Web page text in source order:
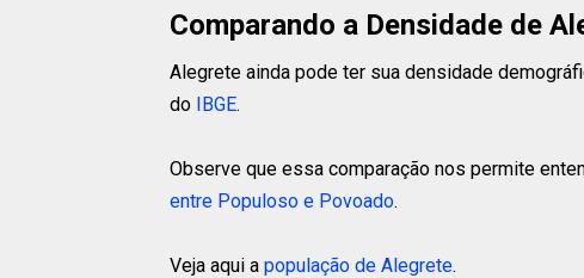
Comparando a Densidade de
Alegrete ainda pode ter sua densidade
do IBGE.
Observe que essa comparação nos permite
entre Populoso e Povoado.
Veja aqui a população de Alegrete.